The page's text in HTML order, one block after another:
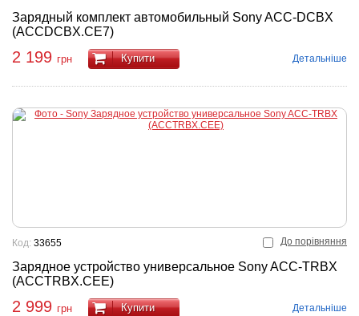
Зарядный комплект автомобильный Sony ACC-DCBX
(ACCDCBX.CE7)
2 199 грн Купити Детальніше
До порівняння
Зарядное устройство универсальное Sony ACC-TRBX
(ACCTRBX.CEE)
Код: 33655
2 999 грн Купити Детальніше